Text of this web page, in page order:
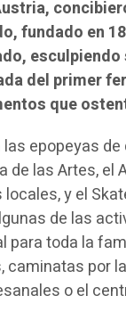
fundado en
del primer
que
epopeyas
de las Artes, el
y el
de las
toda la
por
o el